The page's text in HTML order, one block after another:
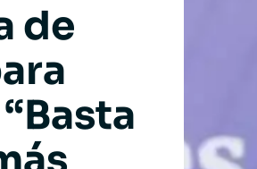
de